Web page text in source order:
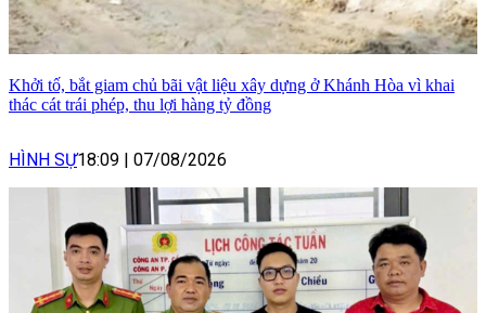
Khởi tố, bắt giam chủ bãi vật liệu xây dựng ở Khánh Hòa vì khai
thác cát trái phép, thu lợi hàng tỷ đồng
HÌNH SỰ18:09 | 07/08/2026